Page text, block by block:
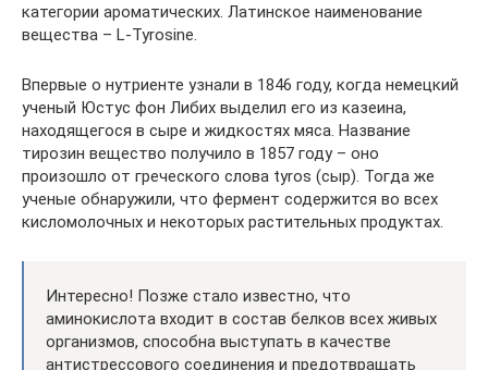
категории ароматических. Латинское наименование
вещества – L-Tyrosine.
Впервые о нутриенте узнали в 1846 году, когда немецкий
ученый Юстус фон Либих выделил его из казеина,
находящегося в сыре и жидкостях мяса. Название
тирозин вещество получило в 1857 году – оно
произошло от греческого слова tyros (сыр). Тогда же
ученые обнаружили, что фермент содержится во всех
кисломолочных и некоторых растительных продуктах.
Интересно! Позже стало известно, что
аминокислота входит в состав белков всех живых
организмов, способна выступать в качестве
антистрессового соединения и предотвращать